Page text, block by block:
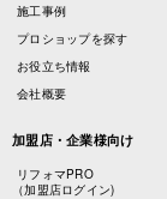
施工事例
プロショップを探す
お役立ち情報
会社概要
加盟店・企業様向け
リフォマPRO
（加盟店ログイン)